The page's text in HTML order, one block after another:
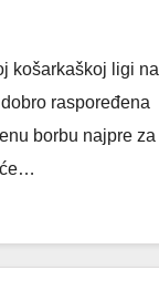
košarkaškoj ligi na
raspoređena
borbu najpre za